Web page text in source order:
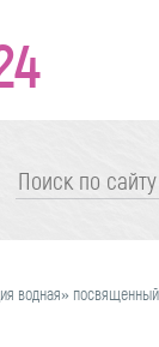
водная»